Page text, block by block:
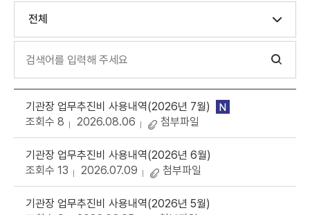
전체
기관장 업무추진비 사용내역(2026년 7월) N
조회수 8 2026.08.06 첨부파일
기관장 업무추진비 사용내역(2026년 6월)
조회수 13
2026.07.09 첨부파일
기관장 업무추진비 사용내역(2026년 5월)